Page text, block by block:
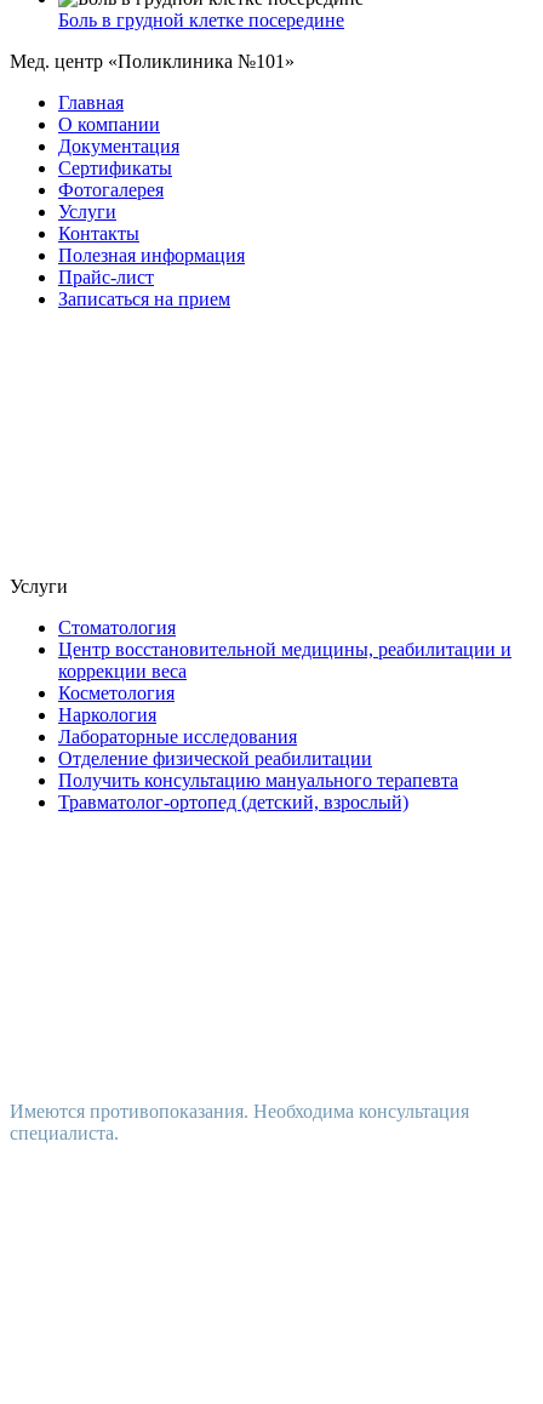
Боль в грудной клетке посередине
Мед. центр «Поликлиника №101»
Главная
О компании
Документация
Сертификаты
Фотогалерея
Услуги
Контакты
Полезная информация
Прайс-лист
Записаться на прием
Услуги
Стоматология
Центр восстановительной медицины, реабилитации и
коррекции веса
Косметология
Наркология
Лабораторные исследования
Отделение физической реабилитации
Получить консультацию мануального терапевта
Травматолог-ортопед (детский, взрослый)
Имеются противопоказания. Необходима консультация
специалиста.